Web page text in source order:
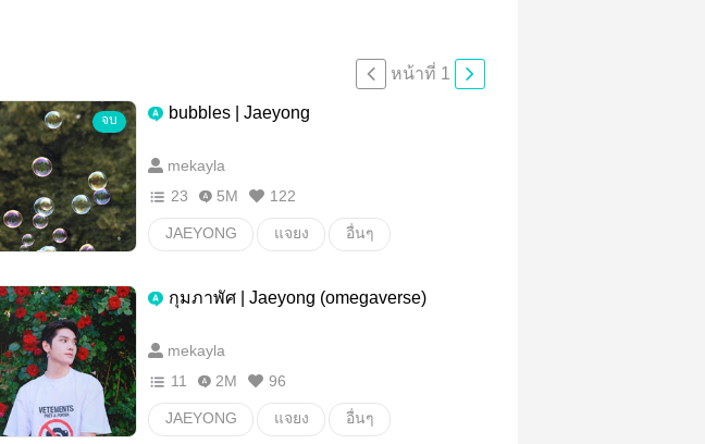
หน้าที่ 1
จบ bubbles | Jaeyong
mekayla
23
5M 122
JAEYONG แจยง อื่นๆ
กุมภาพัศ | Jaeyong (omegaverse)
mekayla
11
2M 96
JAEYONG แจยง อื่นๆ